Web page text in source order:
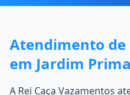
Atendimento de
em Jardim
A Rei Caça Vazamentos